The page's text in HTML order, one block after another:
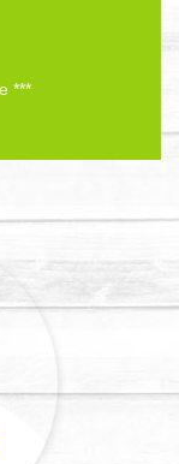
***